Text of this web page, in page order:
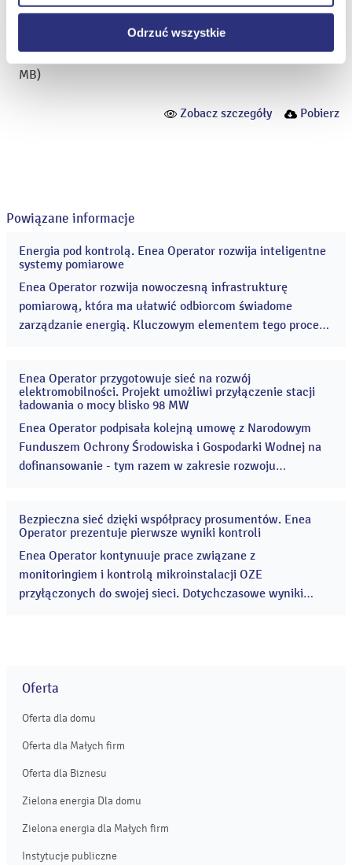
Odrzuć wszystkie
Enea Operator podpisała z Ministerstwem Energii umowy
na dofinansowanie budowy sieci inteligentnej|(JPG; 1,5
MB)
Zobacz szczegóły Pobierz
Powiązane informacje
29
Energia pod kontrolą. Enea Operator rozwija inteligentne
systemy pomiarowe
Enea Operator rozwija nowoczesną infrastrukturę
pomiarową, która ma ułatwić odbiorcom świadome
zarządzanie energią. Kluczowym elementem tego procesu
o zużyciu energii do operatora sieci. ...
27
lip
Enea Operator przygotowuje sieć na rozwój
elektromobilności. Projekt umożliwi przyłączenie stacji
ładowania o mocy blisko 98 MW
Enea Operator podpisała kolejną umowę z Narodowym
Funduszem Ochrony Środowiska i Gospodarki Wodnej na
dofinansowanie - tym razem w zakresie rozwoju
14
Bezpieczna sieć dzięki współpracy prosumentów. Enea
Operator prezentuje pierwsze wyniki kontroli
Enea Operator kontynuuje prace związane z
monitoringiem i kontrolą mikroinstalacji OZE
przyłączonych do swojej sieci. Dotychczasowe wyniki
Oferta
Oferta dla domu
Oferta dla Małych firm
Oferta dla Biznesu
Zielona energia Dla domu
Zielona energia dla Małych firm
Instytucje publiczne